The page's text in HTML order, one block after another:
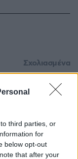
third parties, or
for
below opt-out
that after your
Σχολιασμένα
το όνειρο της
του Γιώργου